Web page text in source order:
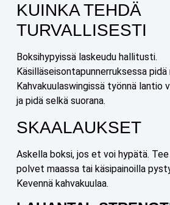
KUINKA TEHDÄ
TURVALLISESTI
Boksihypyissä laskeudu hallitusti.
Käsilläseisontapunnerruksessa pidä
Kahvakuulaswingissä työnnä lantio
ja pidä selkä suorana.
SKAALAUKSET
Askella boksi, jos et voi hypätä.
polvet maassa tai käsipainoilla
Kevennä kahvakuulaa.